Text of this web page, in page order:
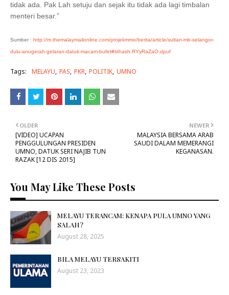
tidak ada. Pak Lah setuju dan sejak itu tidak ada lagi timbalan
menteri besar.”
Sumber : http://m.themalaymailonline.com/projekmmo/berita/article/sultan-mb-selangor-
dulu-anugerah-gelaran-datuk-macam-bufet#sthash.RYyRaZaO.dpuf
Tags: MELAYU PAS PKR POLITIK UMNO
NEWER
MALAYSIA BERSAMA ARAB
SAUDI DALAM MEMERANGI
KEGANASAN.
OLDER
[VIDEO] UCAPAN
PENGGULUNGAN PRESIDEN
UMNO, DATUK SERI NAJIB TUN
RAZAK [12 DIS 2015]
You May Like These Posts
MELAYU TERANCAM: KENAPA PULA UMNO YANG
SALAH?
August 28, 2025
BILA MELAYU TERSAKITI
August 23, 2023